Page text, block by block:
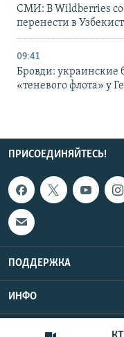
СМИ: В Wildberries
перенести в
09:41
Бровди: украинские
«теневого флота» у
ПРИСОЕДИНЯЙТЕСЬ!
ПОДДЕРЖКА
ИНФО
Copyright
UTC+3